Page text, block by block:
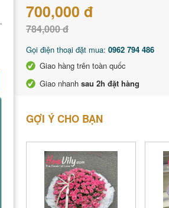
700,000 đ
784,000 đ
Gọi điện thoại đặt mua: 0962 794 486
Giao hàng trên toàn quốc
Giao nhanh sau 2h đặt hàng
GỢI Ý CHO BẠN